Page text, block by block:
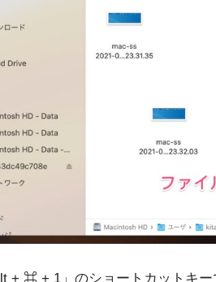
+ ⌘ + 1」のショートカットキ